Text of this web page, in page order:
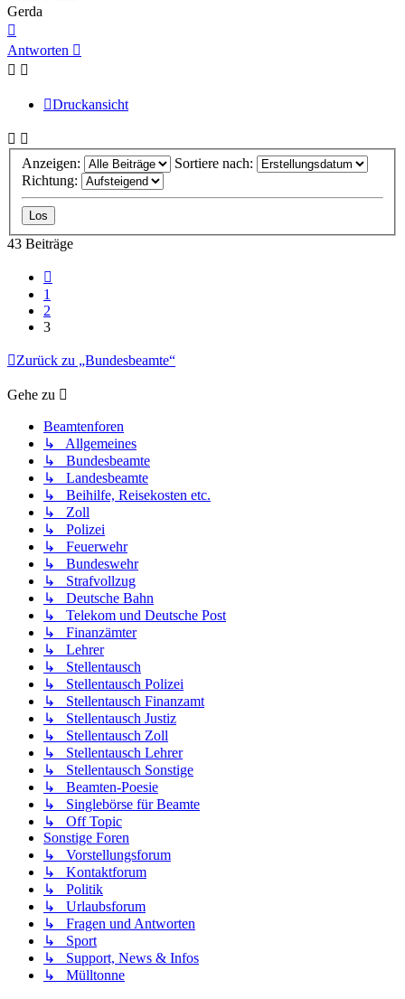
Gerda
oben
Antworten
Druckansicht
Anzeigen:
Sortiere nach:
Richtung:
43 Beiträge
1
2
3
Zurück zu „Bundesbeamte“
Gehe zu
Beamtenforen
↳ Allgemeines
↳ Bundesbeamte
↳ Landesbeamte
↳ Beihilfe, Reisekosten etc.
↳ Zoll
↳ Polizei
↳ Feuerwehr
↳ Bundeswehr
↳ Strafvollzug
↳ Deutsche Bahn
↳ Telekom und Deutsche Post
↳ Finanzämter
↳ Lehrer
↳ Stellentausch
↳ Stellentausch Polizei
↳ Stellentausch Finanzamt
↳ Stellentausch Justiz
↳ Stellentausch Zoll
↳ Stellentausch Lehrer
↳ Stellentausch Sonstige
↳ Beamten-Poesie
↳ Singlebörse für Beamte
↳ Off Topic
Sonstige Foren
↳ Vorstellungsforum
↳ Kontaktforum
↳ Politik
↳ Urlaubsforum
↳ Fragen und Antworten
↳ Sport
↳ Support, News & Infos
↳ Mülltonne